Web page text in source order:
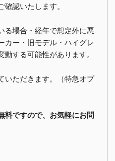
認いたします。
る場合・経年で想定外に悪
カー・旧モデル・ハイグレ
する可能性があります。
いただきます。（特急オプ
料ですので、お気軽にお問